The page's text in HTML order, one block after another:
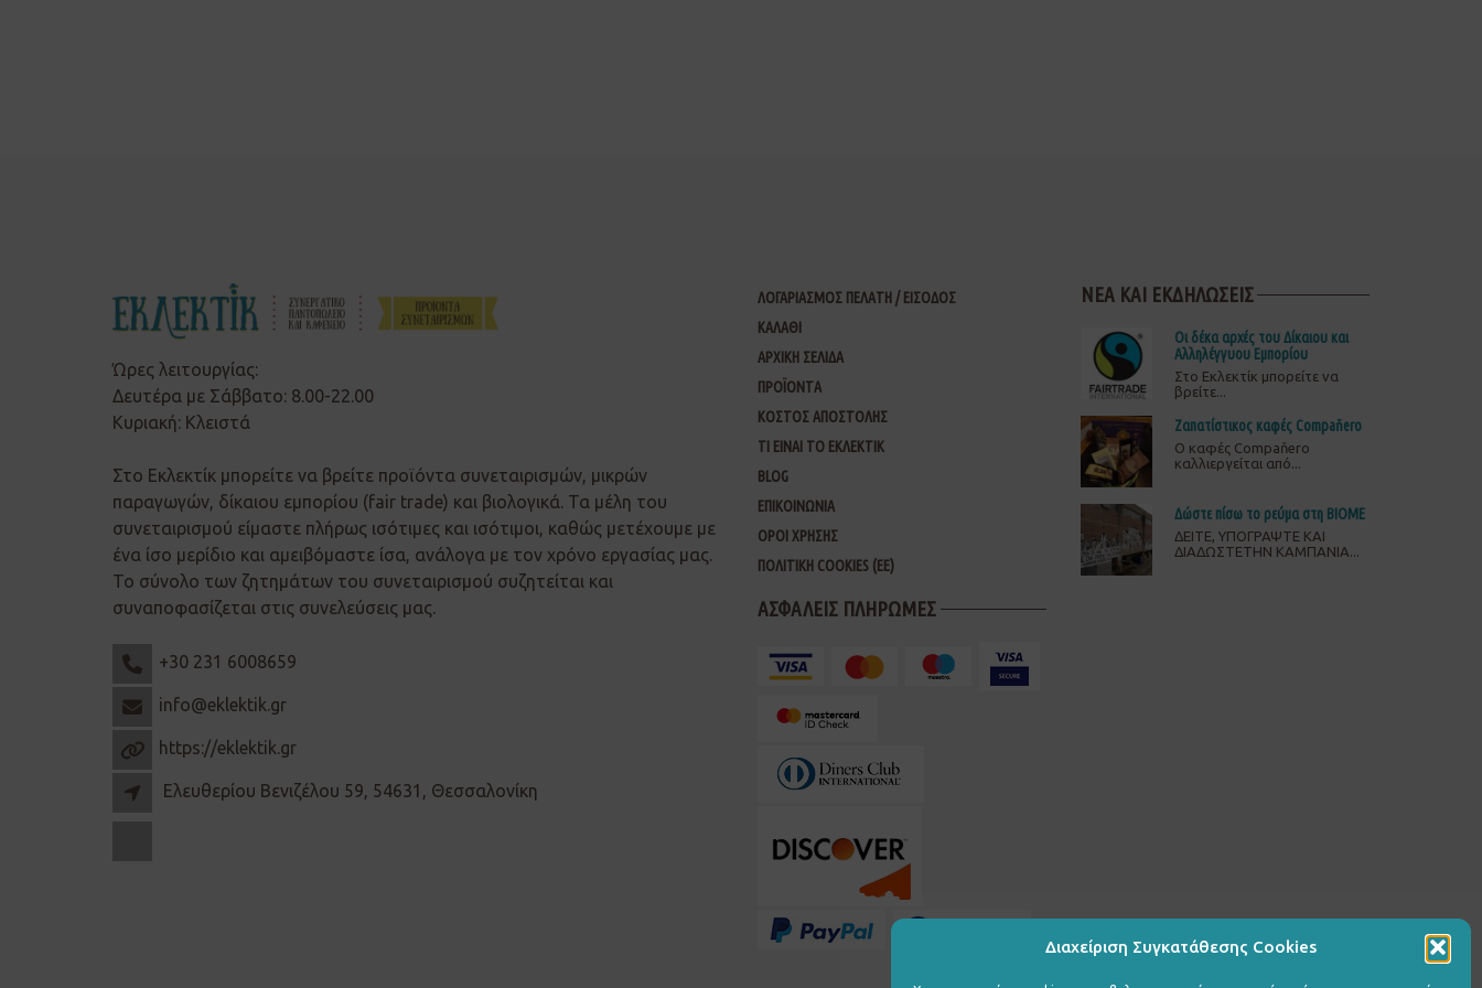
Διαχείριση Συγκατάθεσης Cookies
Ώρες λειτουργίας:
Δευτέρα με Σάββατο: 8.00-22.00
Κυριακή: Κλειστά
Στο Εκλεκτίκ μπορείτε να βρείτε προϊόντα συνεταιρισμών, μικρών
παραγωγών, δίκαιου εμπορίου (fair trade) και βιολογικά. Τα μέλη του
συνεταιρισμού είμαστε πλήρως ισότιμες και ισότιμοι, καθώς μετέχουμε με
ένα ίσο μερίδιο και αμειβόμαστε ίσα, ανάλογα με τον χρόνο εργασίας μας.
Το σύνολο των ζητημάτων του συνεταιρισμού συζητείται και
συναποφασίζεται στις συνελεύσεις μας.
+30 231 6008659
info@eklektik.gr
https://eklektik.gr
Ελευθερίου Βενιζέλου 59, 54631, Θεσσαλονίκη
ΛΟΓΑΡΙΑΣΜΟΣ ΠΕΛΑΤΗ / ΕΙΣΟΔΟΣ
ΚΑΛΑΘΙ
ΑΡΧΙΚΗ ΣΕΛΙΔΑ
ΠΡΟΪΟΝΤΑ
ΚΟΣΤΟΣ ΑΠΟΣΤΟΛΗΣ
ΤΙ ΕΙΝΑΙ ΤΟ ΕΚΛΕΚΤΙΚ
BLOG
ΕΠΙΚΟΙΝΩΝΙΑ
ΟΡΟΙ ΧΡΗΣΗΣ
ΠΟΛΙΤΙΚΗ COOKIES (ΕΕ)
ΑΣΦΑΛΕΙΣ ΠΛΗΡΩΜΕΣ
ΝΕΑ ΚΑΙ ΕΚΔΗΛΩΣΕΙΣ
Οι δέκα αρχές του Δίκαιου και
Αλληλέγγυου Εμπορίου
Στο Εκλεκτίκ μπορείτε να
βρείτε...
Ζαπατίστικος καφές Compaňero
O καφές Compaňero
καλλιεργείται από...
Δώστε πίσω το ρεύμα στη ΒΙΟΜΕ
ΔΕΙΤΕ, ΥΠΟΓΡΑΨΤΕ ΚΑΙ
ΔΙΑΔΩΣΤΕΤΗΝ ΚΑΜΠΑΝΙΑ...